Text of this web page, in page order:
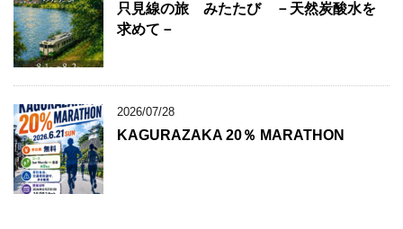
只見線の旅 みたたび －天然炭酸水を
求めて－
2026/07/28
KAGURAZAKA 20％ MARATHON